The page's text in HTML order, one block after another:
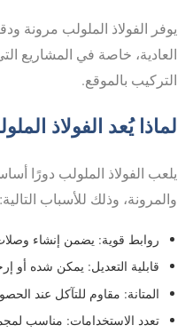
يوفر الفولاذ الملولب مرونة
العادية، خاصة في المشاريع
التركيب بالموقع.
لماذا يُعد الفولاذ
يلعب الفولاذ الملولب دورًا
والمرونة، وذلك للأسباب التالية:
روابط قوية: يضمن إنشاء وصلات
قابلية التعديل: يمكن شده أو
المتانة: مقاوم للتآكل عند
تعدد الاستخدامات: مناسب